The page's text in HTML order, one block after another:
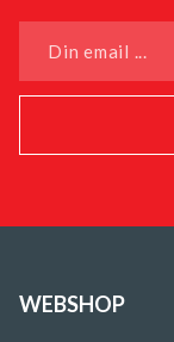
Din email ...
WEBSHOP